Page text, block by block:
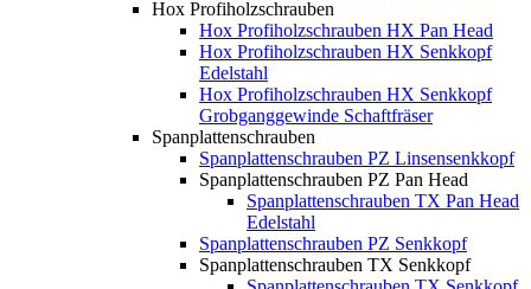
Hox Profiholzschrauben
Hox Profiholzschrauben HX Pan Head
Hox Profiholzschrauben HX Senkkopf
Edelstahl
Hox Profiholzschrauben HX Senkkopf
Grobganggewinde Schaftfräser
Spanplattenschrauben
Spanplattenschrauben PZ Linsensenkkopf
Spanplattenschrauben PZ Pan Head
Spanplattenschrauben TX Pan Head
Edelstahl
Spanplattenschrauben PZ Senkkopf
Spanplattenschrauben TX Senkkopf